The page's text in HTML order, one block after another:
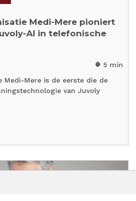
Medi-Mere pioniert
AI in telefonische
timer 5 min
Medi-Mere is de eerste die de
van Juvoly